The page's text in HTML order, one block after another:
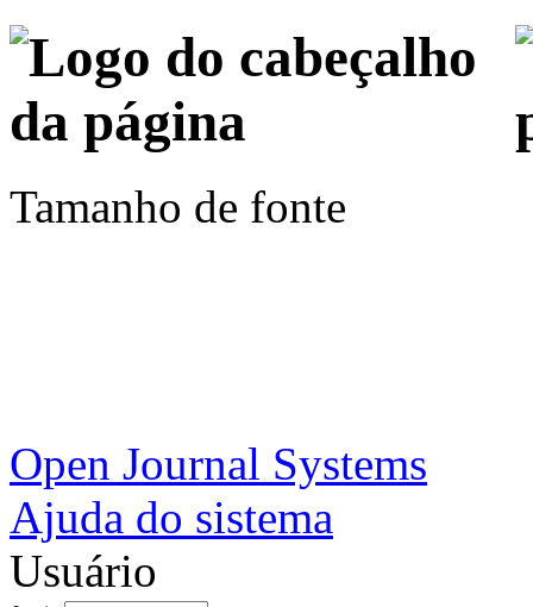
Tamanho de fonte
Open Journal Systems
Ajuda do sistema
Usuário